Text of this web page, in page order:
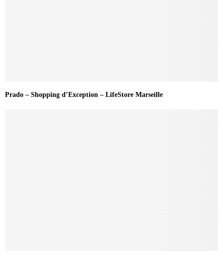
Prado – Shopping d’Exception – LifeStore Marseille